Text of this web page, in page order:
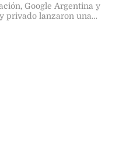
Google Argentina y
privado lanzaron una
digitales para